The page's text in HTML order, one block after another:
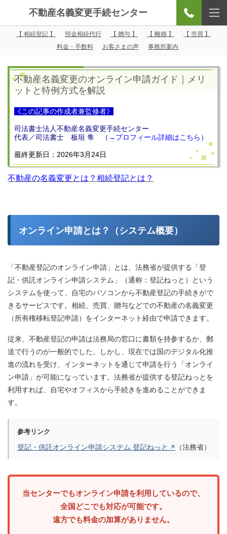
不動産名義変更手続センター
【 相続登記 】 預金相続代行 【 贈与 】 【 離婚 】
【 売買 】
料金・手数料
お客さまの声 事務所案内
不動産名義変更のオンライン申請ガイド｜メリ
ットと特例方式を解説
《この記事の作成者兼監修者》
司法書士法人不動産名義変更手続センター
代表／司法書士 板垣 隼 （ → プロフィール詳細はこちら ）
最終更新日：2026年3月24日
不動産の名義変更とは？相続登記とは？
オンライン申請とは？（システム概要）
「不動産登記のオンライン申請」とは、法務省が提供する「登
記・供託オンライン申請システム」（通称：登記ねっと）という
システムを使って、自宅のパソコンから不動産登記の手続きがで
きるサービスです。相続、売買、贈与などでの不動産の名義変更
（所有権移転登記申請）をインターネット経由で申請できます。
従来、不動産登記の申請は法務局の窓口に書類を持参するか、郵
送で行うのが一般的でした。しかし、現在では国のデジタル化推
進の流れを受け、インターネットを通じて申請を行う「オンライ
ン申請」が可能になっています。法務省が提供する登記ねっとを
利用すれば、自宅やオフィスから手続きを進めることができま
す。
参考リンク
登記・供託オンライン申請システム 登記ねっと （法務省）
当センターでもオンライン申請を利用しているので、
全国どこでも対応が可能です。
遠方でも料金の加算がありません。